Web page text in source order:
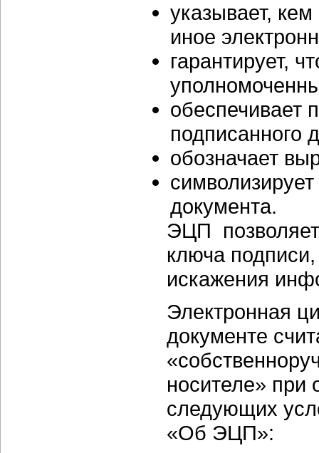
указывает,
иное
гарантирует,
обеспечивает
подписанного
обозначает
документа.
ЭЦП позволяет
ключа подписи,
искажения
Электронная
документе
носителе»
следующих
«Об ЭЦП»: